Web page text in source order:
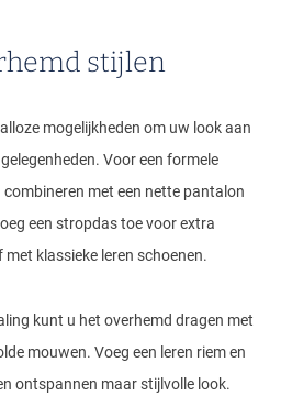
stijlen
mogelijkheden om uw look aan
Voor een formele
met een nette pantalon
een stropdas toe voor extra
klassieke leren schoenen.
kunt u het overhemd dragen met
mouwen. Voeg een leren riem en
ontspannen maar stijlvolle look.